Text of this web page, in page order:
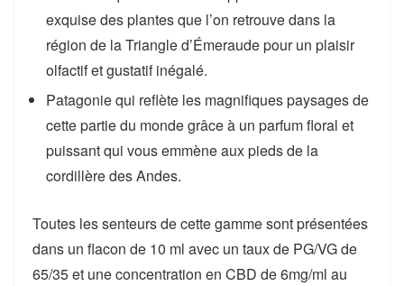
exquise des plantes que l’on retrouve dans la
région de la Triangle d’Émeraude pour un plaisir
olfactif et gustatif inégalé.
Patagonie qui reflète les magnifiques paysages de
cette partie du monde grâce à un parfum floral et
puissant qui vous emmène aux pieds de la
cordillère des Andes.
Toutes les senteurs de cette gamme sont présentées
dans un flacon de 10 ml avec un taux de PG/VG de
65/35 et une concentration en CBD de 6mg/ml au